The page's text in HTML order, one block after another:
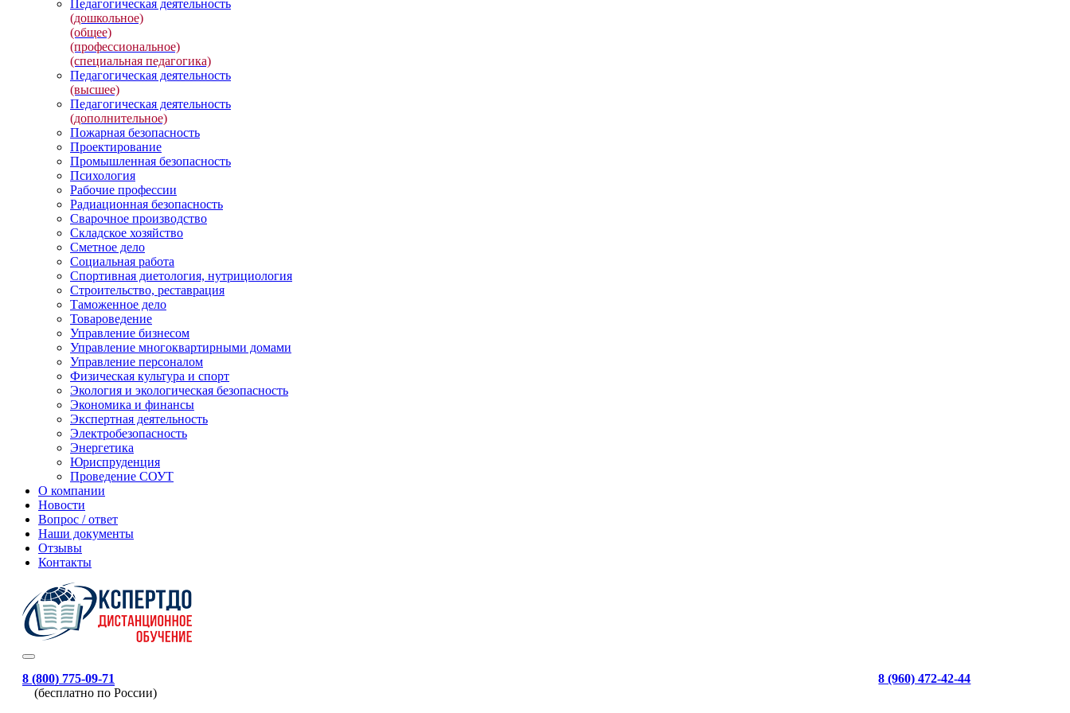
Педагогическая деятельность
(дошкольное)
(общее)
(профессиональное)
(специальная педагогика)
Педагогическая деятельность
(высшее)
Педагогическая деятельность
(дополнительное)
Пожарная безопасность
Проектирование
Промышленная безопасность
Психология
Рабочие профессии
Радиационная безопасность
Сварочное производство
Складское хозяйство
Сметное дело
Социальная работа
Спортивная диетология, нутрициология
Строительство, реставрация
Таможенное дело
Товароведение
Управление бизнесом
Управление многоквартирными домами
Управление персоналом
Физическая культура и спорт
Экология и экологическая безопасность
Экономика и финансы
Экспертная деятельность
Электробезопасность
Энергетика
Юриспруденция
Проведение СОУТ
О компании
Новости
Вопрос / ответ
Наши документы
Отзывы
Контакты
8 (800) 775-09-71
(бесплатно по России)
8 (960) 472-42-44